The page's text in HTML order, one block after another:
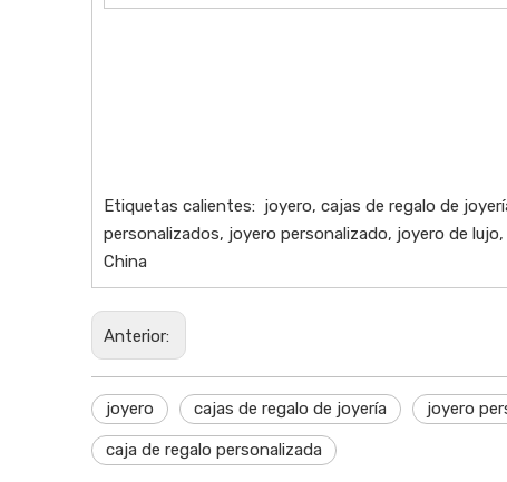
Etiquetas calientes: joyero, cajas de regalo de
personalizados, joyero personalizado, joyero de
China
Anterior:
joyero cajas de regalo de joyería joyero
caja de regalo personalizada